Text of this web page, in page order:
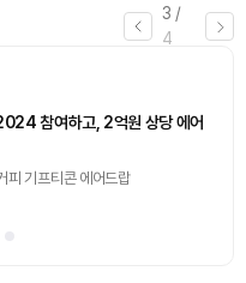
3 /
4
참여하고, 2억원 상당 에어
피 기프티콘 에어드랍